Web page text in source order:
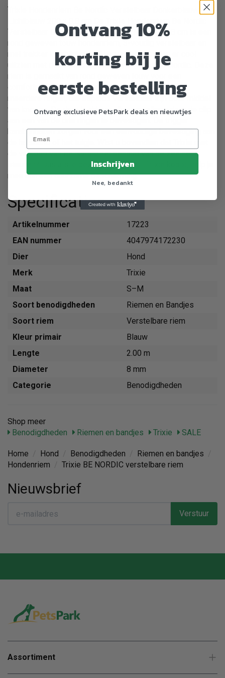
Trixie Hondenriem Be Nordic Verstelbaar Donkerblauw /
Lichtblauw 200 x 0,8 cm De Trixie Hondenriem Be Nordic
Verstelbaar Donkerblauw / Lichtblauw 200 x 0,8 cm is een
rond geweven touw hondenriem, 3-voudig verstelbaar en
met trekker karabijnhaken. U en uw hond zullen er cool
uitzien met deze prachtige riem van Trixie Be Nordic. Deze
riem is gemaakt van rond geweven touw voor een
comfortabele en toch lichte grip en is voorzien van
meerdere ringen, die traploos verstelbaar zijn door middel
van knopen. De riem is drievoudig verstelbaar door de clip
aan een van de drie ringen te bevestigen. De trigger
karabijnhaken zorgen voor een eenvoudige bevestiging aan
de halsband of het tuigje. Wist u bovendien dat Trixie met
de verkoop van Be Nordic het behoud van de zee helpt
steunen? Dus als je deze producten bij Trixie koopt, help je
mee aan een duurzame bescherming.
Specificaties
Artikelnummer
17223
EAN nummer
4047974172230
Dier
Hond
Merk
Trixie
Maat
S–M
Soort benodigdheden
Riemen en Bandjes
Soort riem
Verstelbare riem
Kleur primair
Blauw
Lengte
2.00 m
Diameter
8 mm
Categorie
Benodigdheden
Shop meer
Benodigdheden
Riemen en bandjes Trixie SALE
Home Hond Benodigdheden Riemen en bandjes
Hondenriem
Trixie BE NORDIC verstelbare riem
Nieuwsbrief
Verstuur
Assortiment
Ontvang 10%
korting bij je
eerste bestelling
Ontvang exclusieve PetsPark deals en nieuwtjes
Inschrijven
Nee, bedankt